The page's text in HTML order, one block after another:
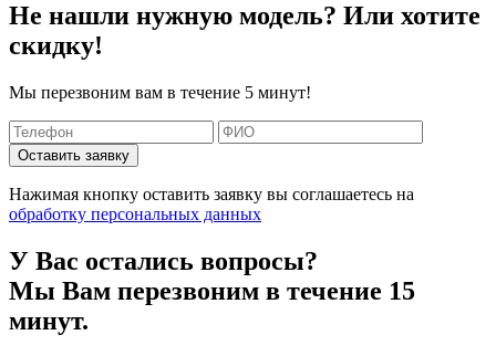
Не нашли нужную модель? Или хотите
скидку!
Мы перезвоним вам в течение 5 минут!
Оставить заявку
Нажимая кнопку оставить заявку вы соглашаетесь на
обработку персональных данных
У Вас остались вопросы?
Мы Вам перезвоним в течение 15
минут.